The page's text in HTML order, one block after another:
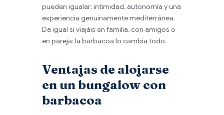
pueden igualar: intimidad, autonomía y una
experiencia genuinamente mediterránea.
Da igual si viajáis en familia, con amigos o
en pareja: la barbacoa lo cambia todo.
Ventajas de alojarse
en un bungalow con
barbacoa